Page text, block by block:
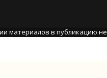
материалов в публикацию